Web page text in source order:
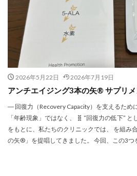
2026年5月22日 2026年7月19日
アンチエイジング3本の矢® サプリメ
― 回復力（Recovery Capacity）を支えるため
「年齢現象」ではなく、 🧬 “回復力の低下”
をもとに、私たちのクリニックでは、 を組み
の矢®」を提唱してきました。 今回、この3